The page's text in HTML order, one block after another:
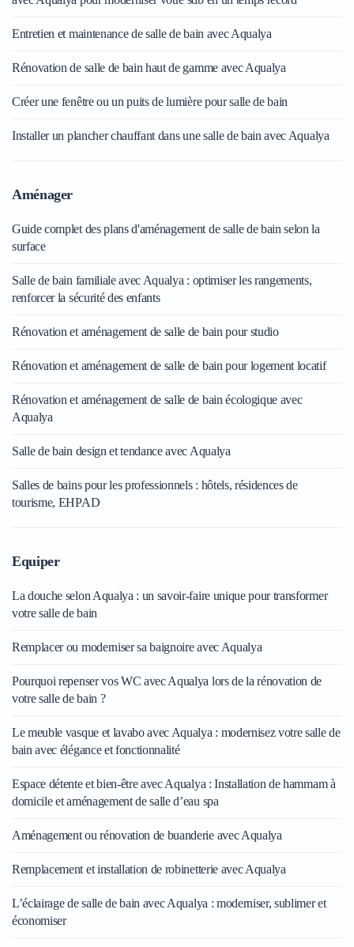
Entretien et maintenance de salle de bain avec Aqualya
Rénovation de salle de bain haut de gamme avec Aqualya
Créer une fenêtre ou un puits de lumière pour salle de bain
Installer un plancher chauffant dans une salle de bain avec Aqualya
Aménager
Guide complet des plans d'aménagement de salle de bain selon la
surface
Salle de bain familiale avec Aqualya : optimiser les rangements,
renforcer la sécurité des enfants
Rénovation et aménagement de salle de bain pour studio
Rénovation et aménagement de salle de bain pour logement locatif
Rénovation et aménagement de salle de bain écologique avec
Aqualya
Salle de bain design et tendance avec Aqualya
Salles de bains pour les professionnels : hôtels, résidences de
tourisme, EHPAD
Equiper
La douche selon Aqualya : un savoir-faire unique pour transformer
votre salle de bain
Remplacer ou moderniser sa baignoire avec Aqualya
Pourquoi repenser vos WC avec Aqualya lors de la rénovation de
votre salle de bain ?
Le meuble vasque et lavabo avec Aqualya : modernisez votre salle de
bain avec élégance et fonctionnalité
Espace détente et bien-être avec Aqualya : Installation de hammam à
domicile et aménagement de salle d’eau spa
Aménagement ou rénovation de buanderie avec Aqualya
Remplacement et installation de robinetterie avec Aqualya
L’éclairage de salle de bain avec Aqualya : moderniser, sublimer et
économiser